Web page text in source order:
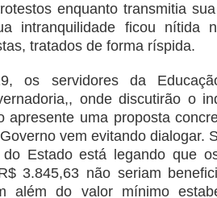
enquanto transmitia
intranquilidade ficou nítida
tratados de forma ríspida.
os servidores da
onde discutirão o
apresente uma proposta
vem evitando dialogar.
do Estado está legando que
3.845,63 não seriam
além do valor mínimo